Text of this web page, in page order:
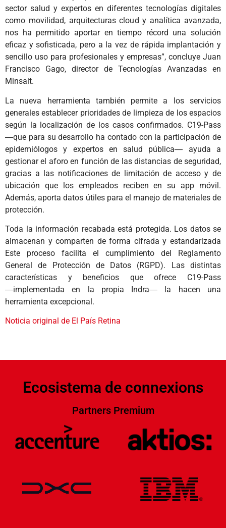
sector salud y expertos en diferentes tecnologías digitales
como movilidad, arquitecturas cloud y analítica avanzada,
nos ha permitido aportar en tiempo récord una solución
eficaz y sofisticada, pero a la vez de rápida implantación y
sencillo uso para profesionales y empresas”, concluye Juan
Francisco Gago, director de Tecnologías Avanzadas en
Minsait.
La nueva herramienta también permite a los servicios
generales establecer prioridades de limpieza de los espacios
según la localización de los casos confirmados. C19-Pass
―que para su desarrollo ha contado con la participación de
epidemiólogos y expertos en salud pública― ayuda a
gestionar el aforo en función de las distancias de seguridad,
gracias a las notificaciones de limitación de acceso y de
ubicación que los empleados reciben en su app móvil.
Además, aporta datos útiles para el manejo de materiales de
protección.
Toda la información recabada está protegida. Los datos se
almacenan y comparten de forma cifrada y estandarizada
Este proceso facilita el cumplimiento del Reglamento
General de Protección de Datos (RGPD). Las distintas
características y beneficios que ofrece C19-Pass
―implementada en la propia Indra― la hacen una
herramienta excepcional.
Noticia original de El País Retina
Ecosistema de connexions
Partners Premium